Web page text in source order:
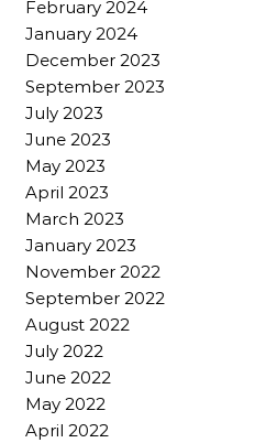
February 2024
January 2024
December 2023
September 2023
July 2023
June 2023
May 2023
April 2023
March 2023
January 2023
November 2022
September 2022
August 2022
July 2022
June 2022
May 2022
April 2022